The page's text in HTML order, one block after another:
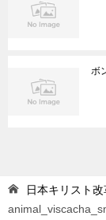
ボ
日本キリスト